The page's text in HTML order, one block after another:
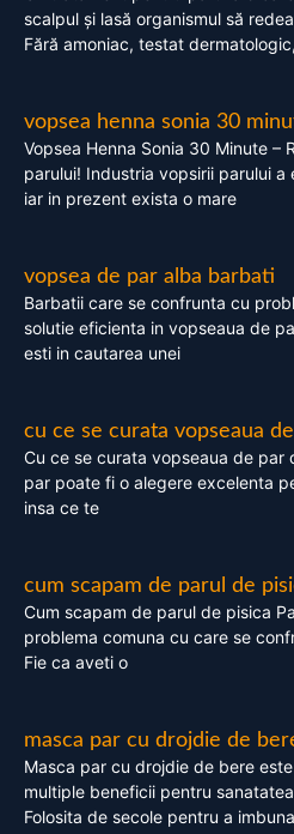
scalpul și lasă organismul să
Fără amoniac, testat
vopsea henna sonia 30
Vopsea Henna Sonia 30 Minute –
parului! Industria vopsirii parului
iar in prezent exista o mare
vopsea de par alba barbati
Barbatii care se confrunta cu
solutie eficienta in vopseaua de
esti in cautarea unei
cu ce se curata vopseaua
Cu ce se curata vopseaua de par
par poate fi o alegere excelenta
insa ce te
cum scapam de parul de
Cum scapam de parul de pisica
problema comuna cu care se
Fie ca aveti o
masca par cu drojdie de
Masca par cu drojdie de bere
multiple beneficii pentru
Folosita de secole pentru a